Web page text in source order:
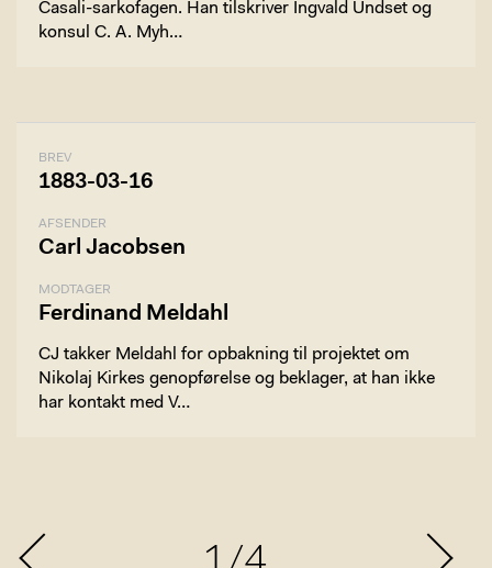
Casali-sarkofagen. Han tilskriver Ingvald Undset og
konsul C. A. Myh…
BREV
1883-03-16
AFSENDER
Carl Jacobsen
MODTAGER
Ferdinand Meldahl
CJ takker Meldahl for opbakning til projektet om
Nikolaj Kirkes genopførelse og beklager, at han ikke
har kontakt med V…